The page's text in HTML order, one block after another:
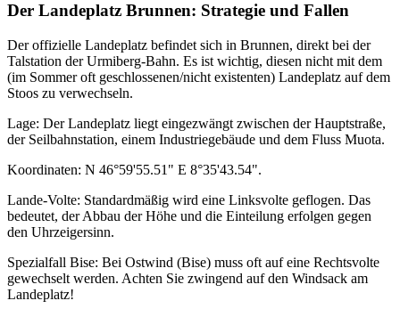
Der Landeplatz Brunnen: Strategie und Fallen
Der offizielle Landeplatz befindet sich in Brunnen, direkt bei der
Talstation der Urmiberg-Bahn. Es ist wichtig, diesen nicht mit dem
(im Sommer oft geschlossenen/nicht existenten) Landeplatz auf dem
Stoos zu verwechseln.
Lage: Der Landeplatz liegt eingezwängt zwischen der Hauptstraße,
der Seilbahnstation, einem Industriegebäude und dem Fluss Muota.
Koordinaten: N 46°59'55.51" E 8°35'43.54".
Lande-Volte: Standardmäßig wird eine Linksvolte geflogen. Das
bedeutet, der Abbau der Höhe und die Einteilung erfolgen gegen
den Uhrzeigersinn.
Spezialfall Bise: Bei Ostwind (Bise) muss oft auf eine Rechtsvolte
gewechselt werden. Achten Sie zwingend auf den Windsack am
Landeplatz!